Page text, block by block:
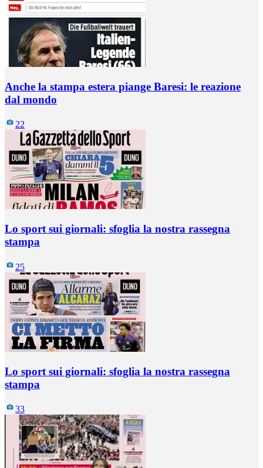
Anche la stampa estera piange Baresi: le reazione
dal mondo
22
Lo sport sui giornali: sfoglia la nostra rassegna
stampa
25
Lo sport sui giornali: sfoglia la nostra rassegna
stampa
33